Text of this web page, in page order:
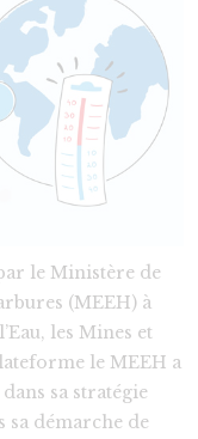
le Ministère de
(MEEH) à
les Mines et
le MEEH a
sa stratégie
démarche de